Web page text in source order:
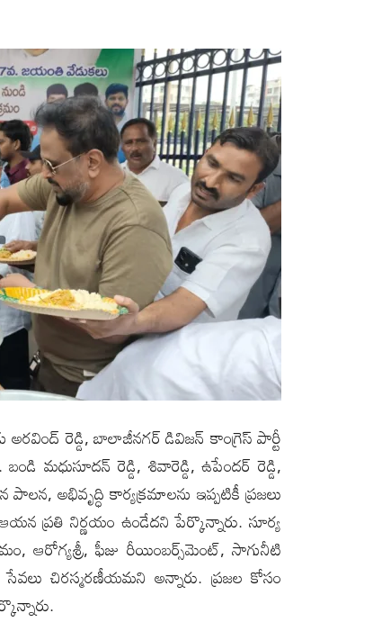
అరవింద్ రెడ్డి, బాలాజీనగర్ డివిజన్ కాంగ్రెస్ పార్టీ
మధుసూదన్ రెడ్డి, శివారెడ్డి, ఉపేందర్ రెడ్డి,
అభివృద్ధి కార్యక్రమాల‌ను ఇప్పటికీ ప్రజలు
ఆయన ప్రతి నిర్ణయం ఉండేదని పేర్కొన్నారు. సూర్య
ఆరోగ్యశ్రీ, ఫీజు రీయింబర్స్‌మెంట్, సాగునీటి
చిరస్మరణీయమని అన్నారు. ప్రజల కోసం